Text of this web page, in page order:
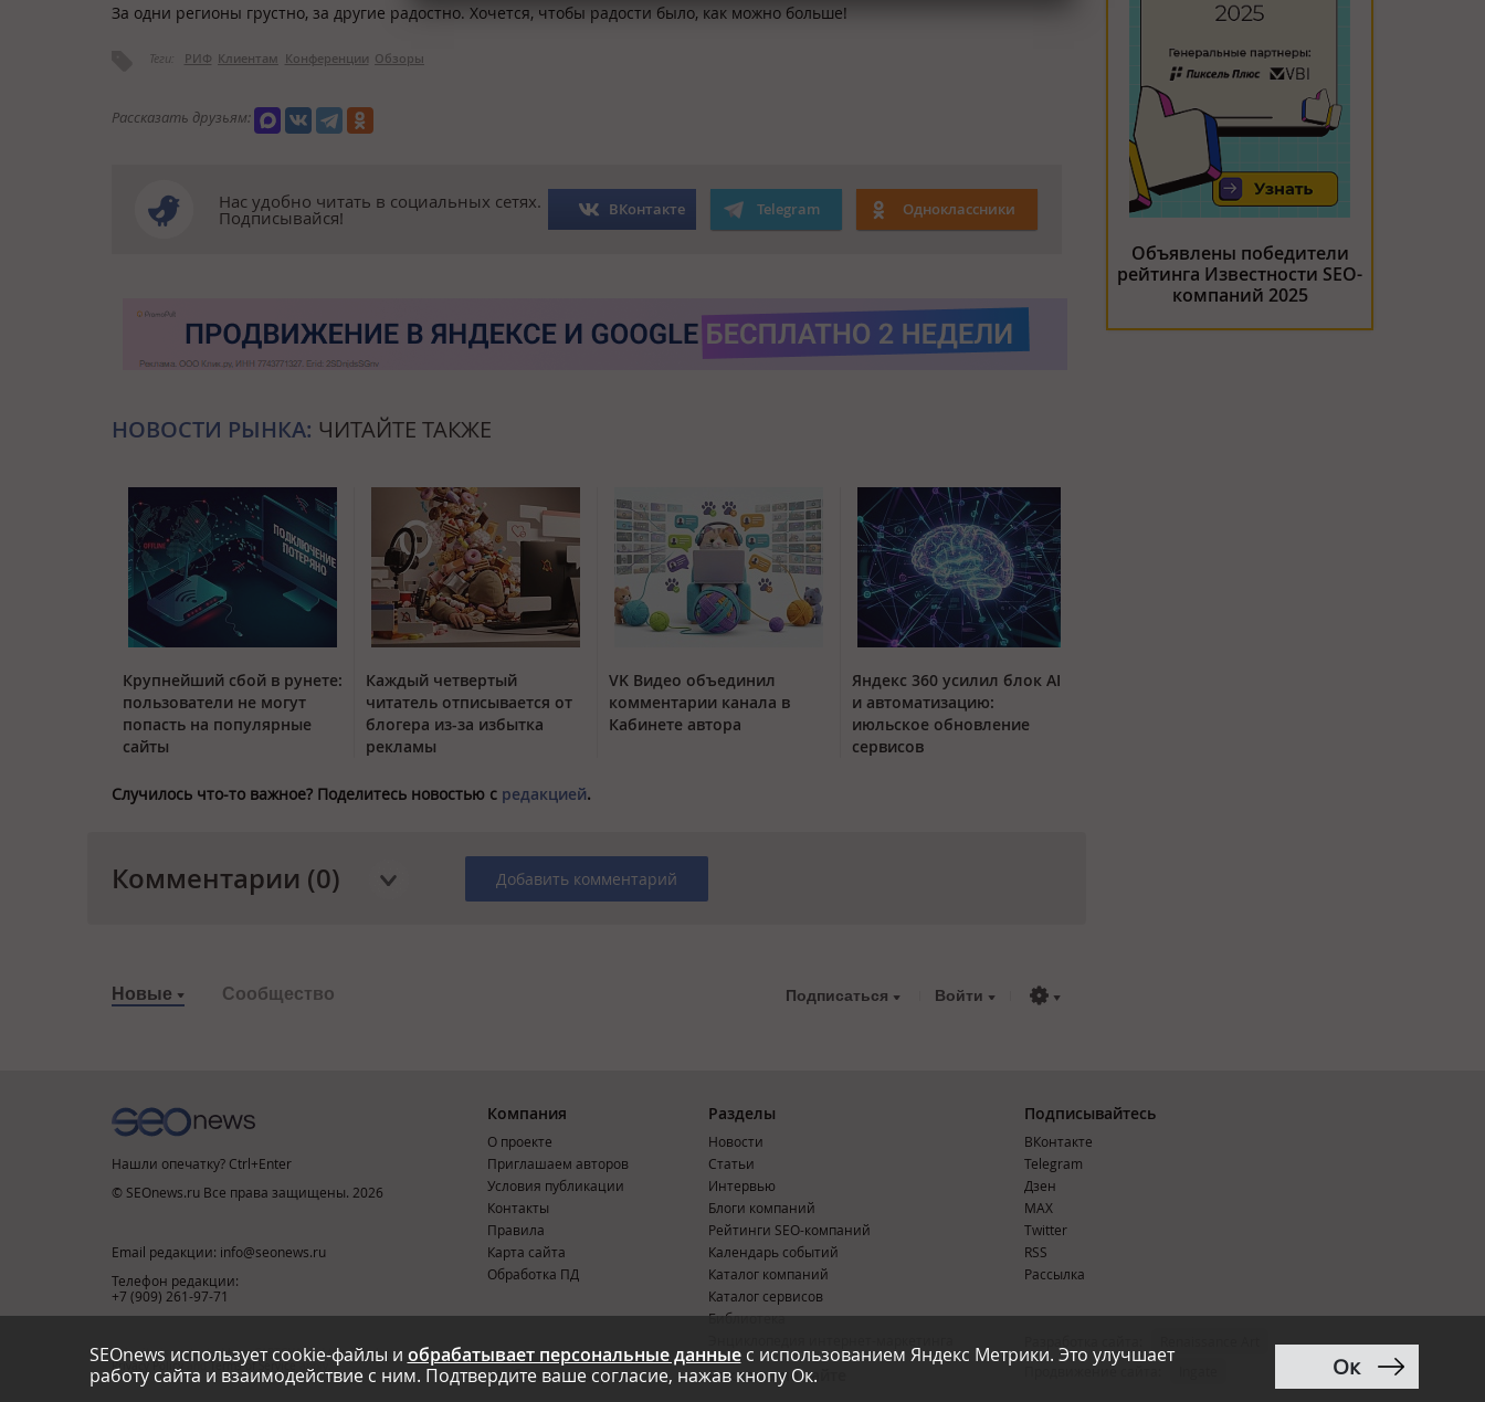
За одни регионы грустно, за другие радостно. Хочется, чтобы радости было, как можно больше!
Теги: РИФ Клиентам Конференции Обзоры
Рассказать друзьям:
Нас удобно читать в социальных сетях.
Подписывайся! ВКонтакте Telegram Одноклассники
НОВОСТИ РЫНКА: ЧИТАЙТЕ ТАКЖЕ
Крупнейший сбой в рунете:
пользователи не могут
попасть на популярные
сайты
Каждый четвертый
читатель отписывается от
блогера из-за избытка
рекламы
VK Видео объединил
комментарии канала в
Кабинете автора
Яндекс 360 усилил блок AI
и автоматизацию:
июльское обновление
сервисов
Случилось что-то важное? Поделитесь новостью с редакцией.
Комментарии (0) Добавить комментарий
Новые Сообщество Подписаться Войти
Объявлены победители
рейтинга Известности SEO-
компаний 2025
SEOnews использует cookie-файлы и обрабатывает персональные данныес использованием Яндекс Метрики. Это улучшает
работу сайта и взаимодействие с ним. Подтвердите ваше согласие, нажав кнопу Ок.
Ок
Нашли опечатку? Ctrl+Enter
© SEOnews.ru Все права защищены. 2026
Email редакции: info@seonews.ru
Телефон редакции:
+7 (909) 261-97-71
This site is protected by reCAPTCHA and the Google
Privacy Policyand Terms of Serviceapply.
Компания
О проекте
Приглашаем авторов
Условия публикации
Контакты
Правила
Карта сайта
Обработка ПД
Мобильная версия
Разделы
Новости
Статьи
Интервью
Блоги компаний
Рейтинги SEO-компаний
Календарь событий
Каталог компаний
Каталог сервисов
Библиотека
Реклама на сайте
Подписывайтесь
ВКонтакте
Telegram
Дзен
MAX
Тwitter
RSS
Рассылка
Продвижение сайта
12+